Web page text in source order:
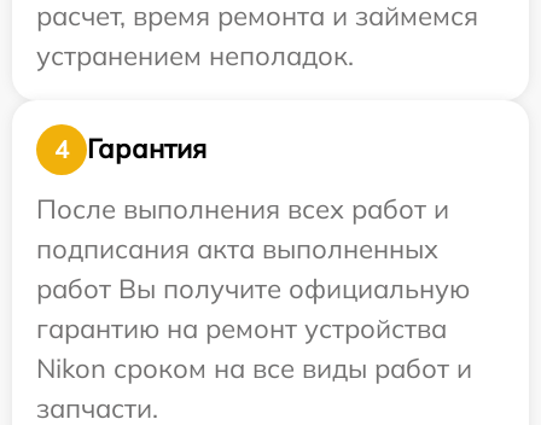
расчет, время ремонта и займемся
устранением неполадок.
4
Гарантия
После выполнения всех работ и
подписания акта выполненных
работ Вы получите официальную
гарантию на ремонт устройства
Nikon сроком на все виды работ и
запчасти.